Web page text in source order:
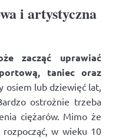
i artystyczna
zacząć uprawiać
taniec oraz
osiem lub dziewięć lat,
ostrożnie trzeba
ciężarów. Mimo że
w wieku 10